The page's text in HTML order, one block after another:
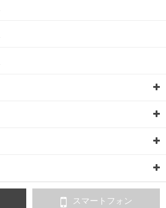
スマートフォン